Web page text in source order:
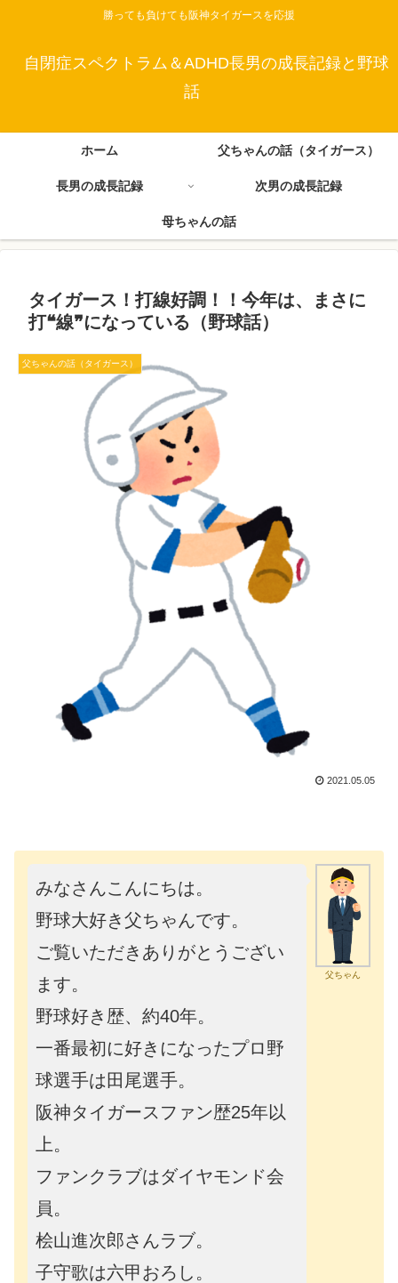
勝っても負けても阪神タイガースを応援
自閉症スペクトラム＆ADHD長男の成長記録と野球
話
ホーム 父ちゃんの話（タイガース）
長男の成長記録 次男の成長記録
母ちゃんの話
タイガース！打線好調！！今年は、まさに
打❝線❞になっている（野球話）
父ちゃんの話（タイガース）
2021.05.05
父ちゃん
みなさんこんにちは。
野球大好き父ちゃんです。
ご覧いただきありがとうござい
ます。
野球好き歴、約40年。
一番最初に好きになったプロ野
球選手は田尾選手。
阪神タイガースファン歴25年以
上。
ファンクラブはダイヤモンド会
員。
桧山進次郎さんラブ。
子守歌は六甲おろし。